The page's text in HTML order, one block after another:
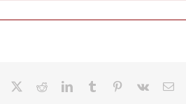
Facebook RedditLinkedInTumblr Pinterest
Vk